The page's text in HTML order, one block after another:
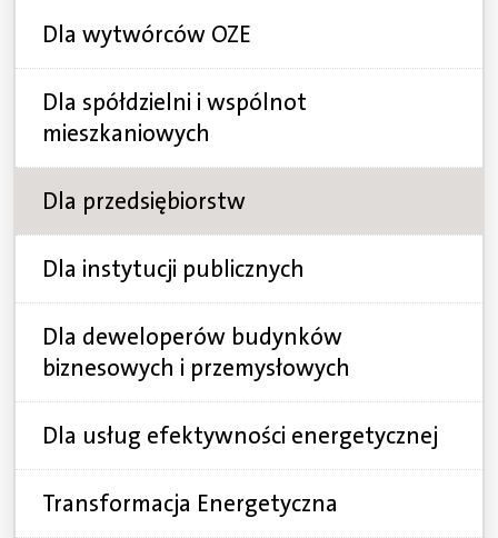
Dla wytwórców OZE
Dla spółdzielni i wspólnot
mieszkaniowych
Dla przedsiębiorstw
Dla instytucji publicznych
Dla deweloperów budynków
biznesowych i przemysłowych
Dla usług efektywności energetycznej
Transformacja Energetyczna